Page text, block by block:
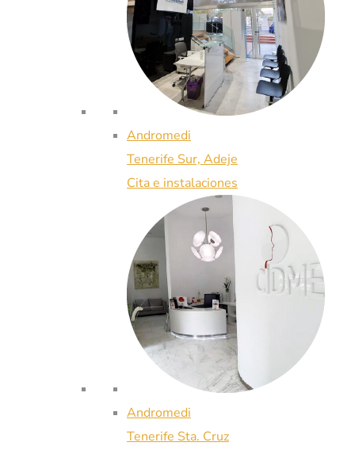
Andromedi
Tenerife Sur, Adeje
Cita e instalaciones
Andromedi
Tenerife Sta. Cruz